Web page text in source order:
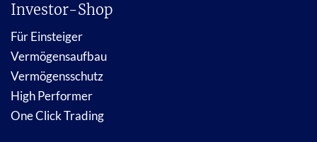
Investor-Shop
Für Einsteiger
Vermögensaufbau
Vermögensschutz
High Performer
One Click Trading